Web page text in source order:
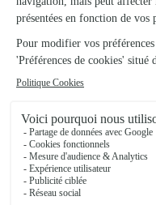
Fleuristes dans le